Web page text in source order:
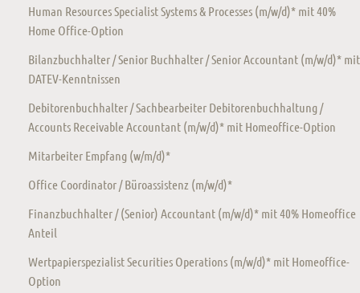
Human Resources Specialist Systems & Processes (m/w/d)* mit 40%
Home Office-Option
Bilanzbuchhalter / Senior Buchhalter / Senior Accountant (m/w/d)* mit
DATEV-Kenntnissen
Debitorenbuchhalter / Sachbearbeiter Debitorenbuchhaltung /
Accounts Receivable Accountant (m/w/d)* mit Homeoffice-Option
Mitarbeiter Empfang (w/m/d)*
Office Coordinator / Büroassistenz (m/w/d)*
Finanzbuchhalter / (Senior) Accountant (m/w/d)* mit 40% Homeoffice
Anteil
Wertpapierspezialist Securities Operations (m/w/d)* mit Homeoffice-
Option